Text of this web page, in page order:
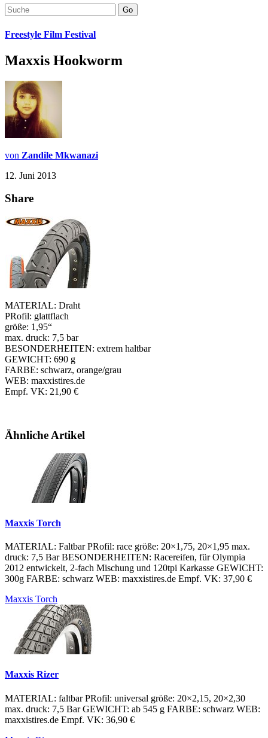
Go
Freestyle Film Festival
Maxxis Hookworm
von Zandile Mkwanazi
12. Juni 2013
Share
MATERIAL: Draht
PRofil: glattflach
größe: 1,95“
max. druck: 7,5 bar
BESONDERHEITEN: extrem haltbar
GEWICHT: 690 g
FARBE: schwarz, orange/grau
WEB: maxxistires.de
Empf. VK: 21,90 €
Ähnliche Artikel
Maxxis Torch
MATERIAL: Faltbar PRofil: race größe: 20×1,75, 20×1,95 max.
druck: 7,5 Bar BESONDERHEITEN: Racereifen, für Olympia
2012 entwickelt, 2-fach Mischung und 120tpi Karkasse GEWICHT:
300g FARBE: schwarz WEB: maxxistires.de Empf. VK: 37,90 €
Maxxis Torch
Maxxis Rizer
MATERIAL: faltbar PRofil: universal größe: 20×2,15, 20×2,30
max. druck: 7,5 Bar GEWICHT: ab 545 g FARBE: schwarz WEB:
maxxistires.de Empf. VK: 36,90 €